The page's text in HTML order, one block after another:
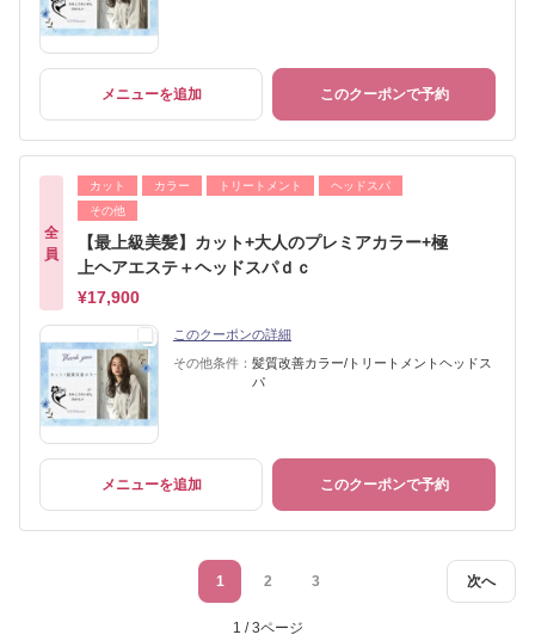
メニューを追加 このクーポンで予約
全
員
カット カラー トリートメント
ヘッドスパ
その他
【最上級美髪】カット+大人のプレミアカラー+極
上ヘアエステ＋ヘッドスパｄｃ
¥17,900
このクーポンの詳細
その他条件： 髪質改善カラー/トリートメントヘッドス
パ
メニューを追加 このクーポンで予約
次へ
1 2 3
1 / 3ページ